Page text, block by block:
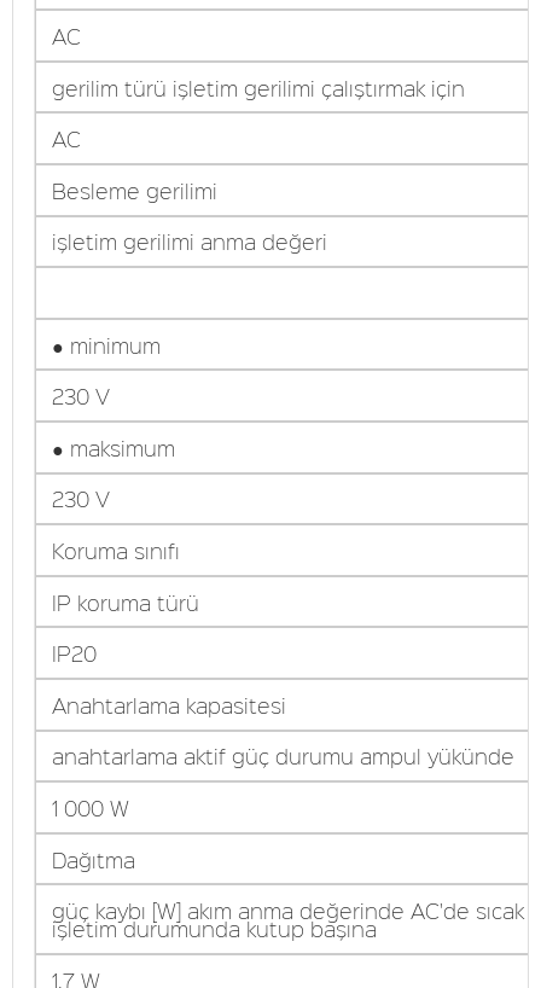
AC
gerilim türü işletim gerilimi çalıştırmak için
AC
Besleme gerilimi
işletim gerilimi anma değeri
● minimum
230 V
● maksimum
230 V
Koruma sınıfı
IP koruma türü
IP20
Anahtarlama kapasitesi
anahtarlama aktif güç durumu ampul yükünde
1 000 W
Dağıtma
güç kaybı [W] akım anma değerinde AC'de sıcak
işletim durumunda kutup başına
1,7 W